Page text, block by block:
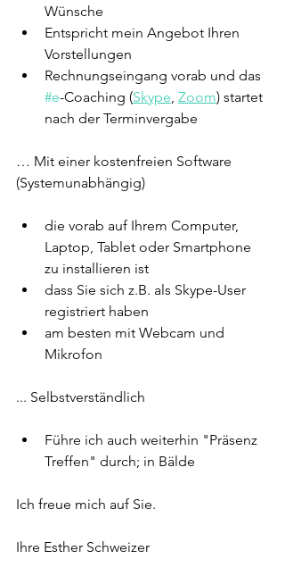
Wünsche
Entspricht mein Angebot Ihren
Vorstellungen
Rechnungseingang vorab und das
#e-Coaching (Skype, Zoom) startet
nach der Terminvergabe
… Mit einer kostenfreien Software
(Systemunabhängig)​
die vorab auf Ihrem Computer,
Laptop, Tablet oder Smartphone
zu installieren ist
dass Sie sich z.B. als Skype-User
registriert haben
am besten mit Webcam und
Mikrofon
... Selbstverständlich
Führe ich auch weiterhin "Präsenz
Treffen" durch; in Bälde
Ich freue mich auf Sie.
Ihre Esther Schweizer